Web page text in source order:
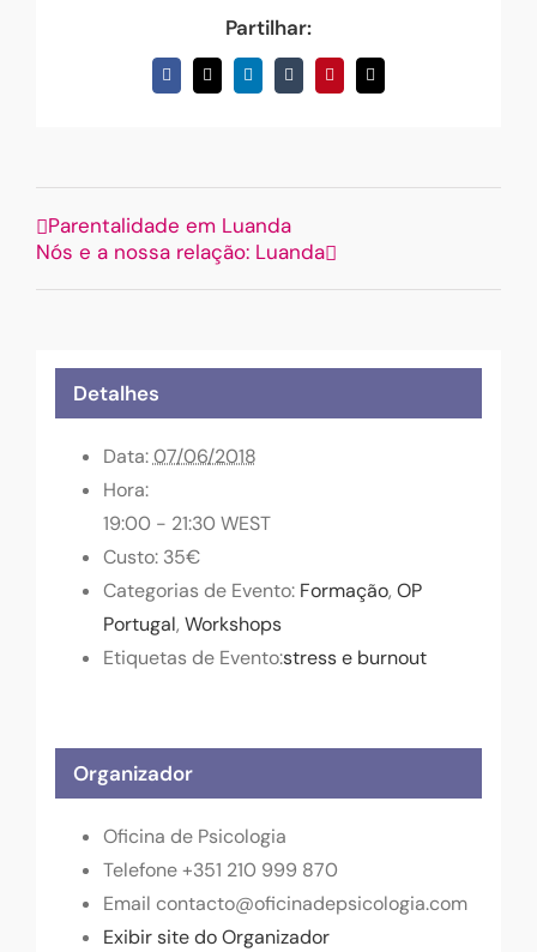
Partilhar:
Facebook
X LinkedInTumblrPinterestEmail
(necessário
Parentalidade em Luanda
Nós e a nossa relação: Luanda
Detalhes
Data:07/06/2018
Hora:
19:00 - 21:30 WEST
Custo: 35€
Categorias de Evento: Formação, OP
Portugal, Workshops
Etiquetas de Evento:stress e burnout
Organizador
Oficina de Psicologia
Telefone+351 210 999 870
Email contacto@oficinadepsicologia.com
Exibir site do Organizador